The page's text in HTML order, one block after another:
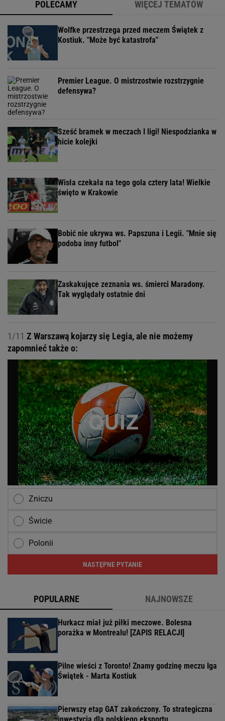
POLECAMY WIĘCEJ TEMATÓW
Wolfke przestrzega przed meczem Świątek z
Kostiuk. "Może być katastrofa"
Premier League. O mistrzostwie rozstrzygnie
defensywa?
Sześć bramek w meczach I ligi! Niespodzianka w
hicie kolejki
Wisła czekała na tego gola cztery lata! Wielkie
święto w Krakowie
Bobić nie ukrywa ws. Papszuna i Legii. "Mnie się
podoba inny futbol"
Zaskakujące zeznania ws. śmierci Maradony.
Tak wyglądały ostatnie dni
1/11 Z Warszawą kojarzy się Legia, ale nie możemy
zapomnieć także o:
Zniczu
Świcie
Polonii
NASTĘPNE PYTANIE
POPULARNE NAJNOWSZE
Hurkacz miał już piłki meczowe. Bolesna
porażka w Montrealu! [ZAPIS RELACJI]
Pilne wieści z Toronto! Znamy godzinę meczu Iga
Świątek - Marta Kostiuk
Pierwszy etap GAT zakończony. To strategiczna